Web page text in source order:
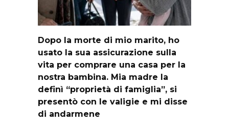
Dopo la morte di mio marito, ho
usato la sua assicurazione sulla
vita per comprare una casa per la
nostra bambina. Mia madre la
definì “proprietà di famiglia”, si
presentò con le valigie e mi disse
di andarmene